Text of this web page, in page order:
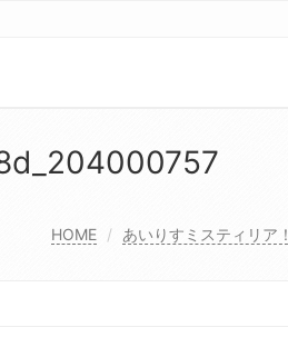
HOME あいりすミスティリア！